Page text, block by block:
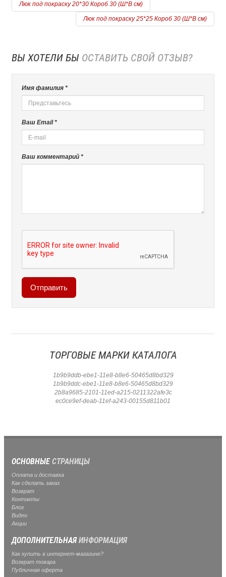
Люк под покраску 20*30 Короб 30 (Ш*В см)
Люк под покраску 25*25 Короб 30 (Ш*В см)
ВЫ ХОТЕЛИ БЫ ОСТАВИТЬ СВОЙ ОТЗЫВ?
Имя фамилия *
Ваш Email *
Ваш комментарий *
ТОРГОВЫЕ МАРКИ КАТАЛОГА
1b9b9ddb-ebe1-11e8-b8e6-50465d8bd329
1b9b9ddc-ebe1-11e8-b8e6-50465d8bd329
2b8a9685-2101-11ed-a215-0211322afe3c
ec0ce9ef-deab-11ef-a243-00155d811b01
ОСНОВНЫЕСТРАНИЦЫ
Оплата и доставка
Как сделать заказ
Возврат
Контакты
Блог
Видео
Акции
ДОПОЛНИТЕЛЬНАЯИНФОРМАЦИЯ
Как купить в интернет-магазине?
Возврат товара
Публичная оферта